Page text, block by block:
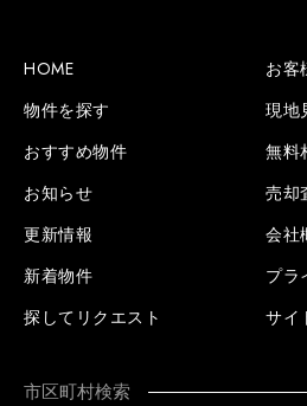
HOME
物件を探す
おすすめ物件
お知らせ
更新情報
新着物件
探してリクエスト
お客
現地
無料
売却
会社
プラ
サイ
市区町村検索